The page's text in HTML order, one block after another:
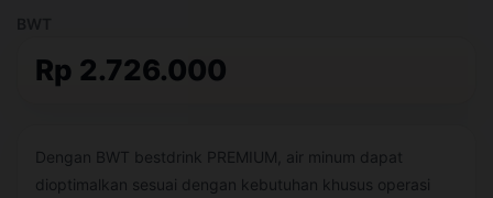
Rp 2.726.000
Dengan BWT bestdrink PREMIUM, air minum dapat
dioptimalkan sesuai dengan kebutuhan khusus operasi